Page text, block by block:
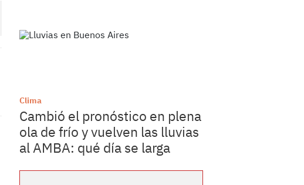
Clima
Cambió el pronóstico en plena
ola de frío y vuelven las lluvias
al AMBA: qué día se larga